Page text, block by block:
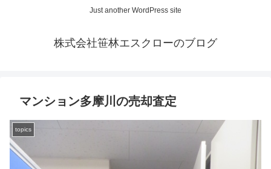
Just another WordPress site
株式会社笹林エスクローのブログ
マンション多摩川の売却査定
topics